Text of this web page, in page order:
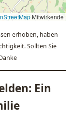
Mitwirkende
erhoben, haben
Sollten Sie
Ein